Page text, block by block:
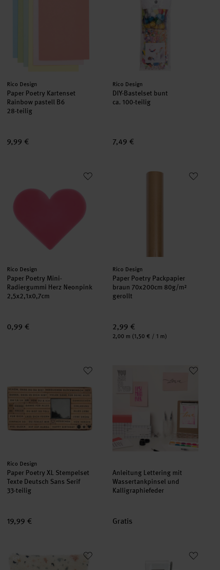
Hersteller:
Rico Design
Paper Poetry Kartenset
Rainbow pastell B6
28-teilig
9,99 €
Hersteller:
Rico Design
DIY-Bastelset bunt
ca. 100-teilig
7,49 €
Paper Poetry Mini-Radiergummi Herz Neonpink
Hersteller:
Rico Design
Paper Poetry Mini-
Radiergummi Herz Neonpink
2,5x2,1x0,7cm
0,99 €
Paper Poetry Packpapier
Hersteller:
Rico Design
Paper Poetry Packpapier
braun 70x200cm 80g/m²
gerollt
2,99 €
Inhalt:
2,00 m (1,50 € / 1 m)
Paper Poetry XL Stempelset Texte Deutsch Sans Serif
Hersteller:
Rico Design
Paper Poetry XL Stempelset
Texte Deutsch Sans Serif
33-teilig
19,99 €
Anleitung Lettering mit
Anleitung Lettering mit
Wassertankpinsel und
Kalligraphiefeder
Gratis
Rico Hooki Hooki Knüpfset Kissen TerrazzoSidekick Starter Kit